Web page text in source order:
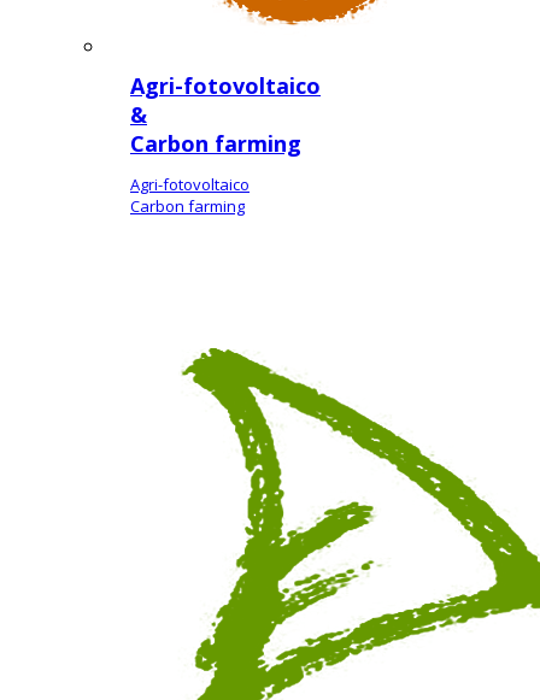
Agri-fotovoltaico
&
Carbon farming
Agri-fotovoltaico
Carbon farming